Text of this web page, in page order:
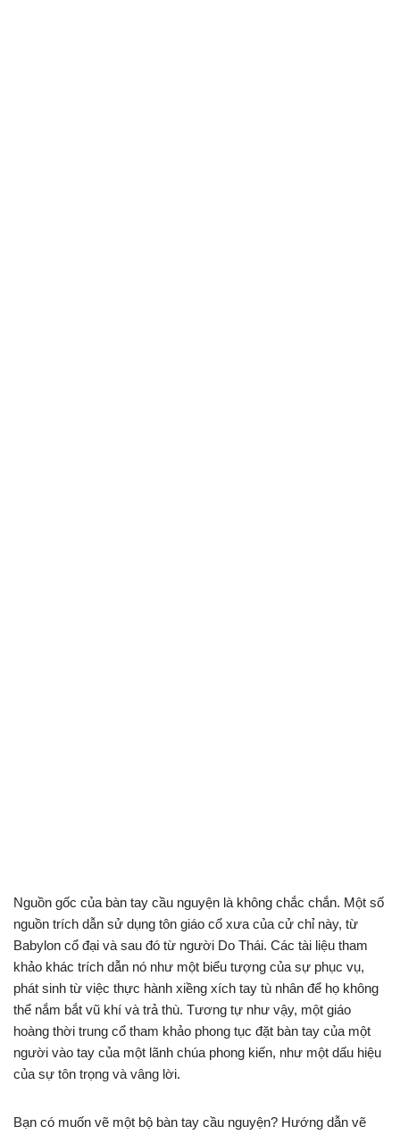
Nguồn gốc của bàn tay cầu nguyện là không chắc chắn. Một số
nguồn trích dẫn sử dụng tôn giáo cổ xưa của cử chỉ này, từ
Babylon cổ đại và sau đó từ người Do Thái. Các tài liệu tham
khảo khác trích dẫn nó như một biểu tượng của sự phục vụ,
phát sinh từ việc thực hành xiềng xích tay tù nhân để họ không
thể nắm bắt vũ khí và trả thù. Tương tự như vậy, một giáo
hoàng thời trung cổ tham khảo phong tục đặt bàn tay của một
người vào tay của một lãnh chúa phong kiến, như một dấu hiệu
của sự tôn trọng và vâng lời.
Bạn có muốn vẽ một bộ bàn tay cầu nguyện? Hướng dẫn vẽ